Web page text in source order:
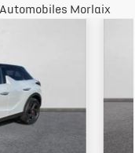
Morlaix